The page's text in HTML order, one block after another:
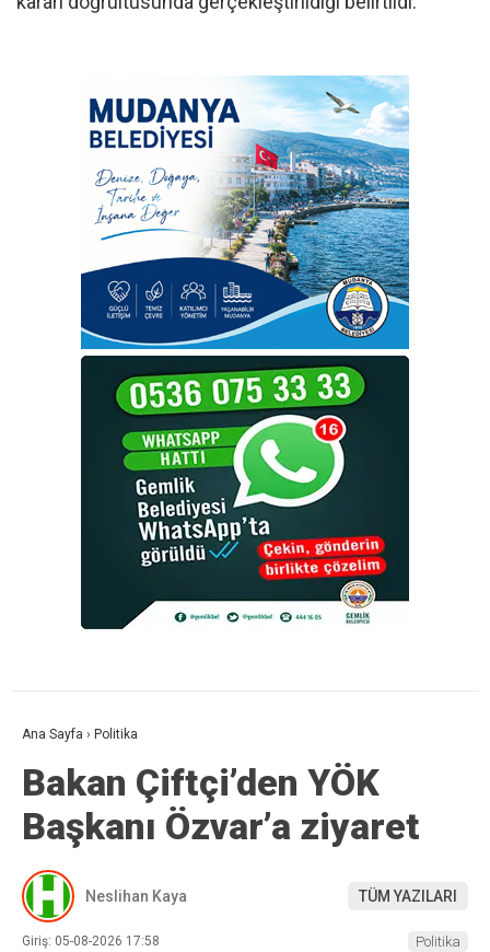
Ana Sayfa › Politika
Bakan Çiftçi’den YÖK
Başkanı Özvar’a ziyaret
Neslihan Kaya TÜM YAZILARI
Giriş: 05-08-2026 17:58
Politika